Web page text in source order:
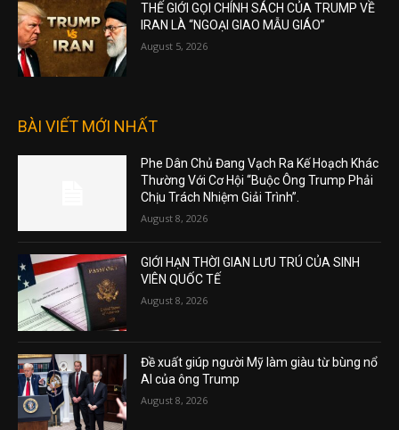
THẾ GIỚI GỌI CHÍNH SÁCH CỦA TRUMP VỀ
IRAN LÀ “NGOẠI GIAO MẪU GIÁO”
August 5, 2026
BÀI VIẾT MỚI NHẤT
Phe Dân Chủ Đang Vạch Ra Kế Hoạch Khác
Thường Với Cơ Hội “Buộc Ông Trump Phải
Chịu Trách Nhiệm Giải Trình”.
August 8, 2026
GIỚI HẠN THỜI GIAN LƯU TRÚ CỦA SINH
VIÊN QUỐC TẾ
August 8, 2026
Đề xuất giúp người Mỹ làm giàu từ bùng nổ
AI của ông Trump
August 8, 2026